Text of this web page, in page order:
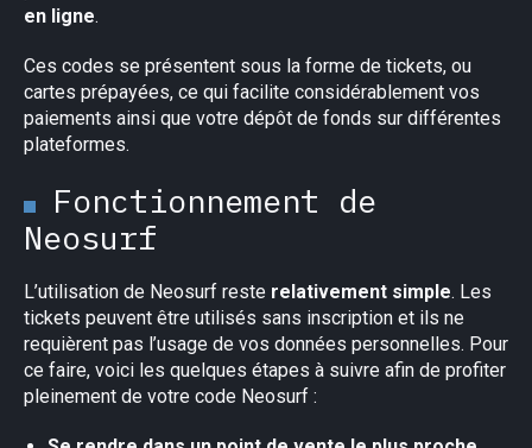
en ligne.
Ces codes se présentent sous la forme de tickets, ou
cartes prépayées, ce qui facilite considérablement vos
paiements ainsi que votre dépôt de fonds sur différentes
plateformes.
Fonctionnement de
Neosurf
L’utilisation de Neosurf reste relativement simple. Les
tickets peuvent être utilisés sans inscription et ils ne
requièrent pas l’usage de vos données personnelles. Pour
ce faire, voici les quelques étapes à suivre afin de profiter
pleinement de votre code Neosurf :